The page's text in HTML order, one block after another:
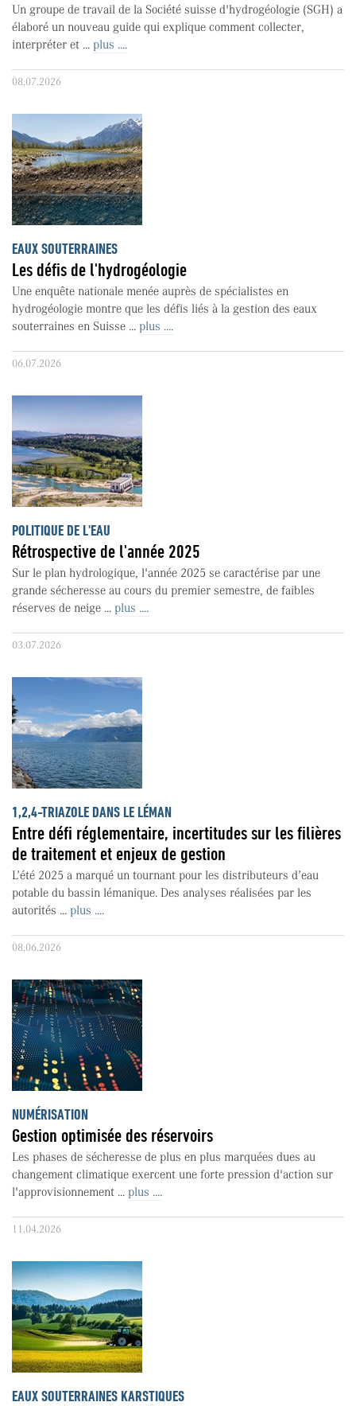
Un groupe de travail de la Société suisse d'hydrogéologie (SGH) a
élaboré un nouveau guide qui explique comment collecter,
interpréter et ... plus ....
08.07.2026
EAUX SOUTERRAINES
Les défis de l'hydrogéologie
Une enquête nationale menée auprès de spécialistes en
hydrogéologie montre que les défis liés à la gestion des eaux
souterraines en Suisse ... plus ....
06.07.2026
POLITIQUE DE L'EAU
Rétrospective de l'année 2025
Sur le plan hydrologique, l'année 2025 se caractérise par une
grande sécheresse au cours du premier semestre, de faibles
réserves de neige ... plus ....
03.07.2026
1,2,4-TRIAZOLE DANS LE LÉMAN
Entre défi réglementaire, incertitudes sur les filières
de traitement et enjeux de gestion
L’été 2025 a marqué un tournant pour les distributeurs d’eau
potable du bassin lémanique. Des analyses réalisées par les
autorités ... plus ....
08.06.2026
NUMÉRISATION
Gestion optimisée des réservoirs
Les phases de sécheresse de plus en plus marquées dues au
changement climatique exercent une forte pression d'action sur
l'approvisionnement ... plus ....
11.04.2026
EAUX SOUTERRAINES KARSTIQUES